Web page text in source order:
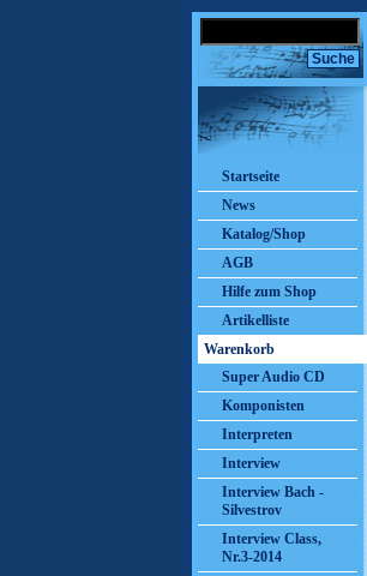
Startseite
News
Katalog/Shop
AGB
Hilfe zum Shop
Artikelliste
Warenkorb
Super Audio CD
Komponisten
Interpreten
Interview
Interview Bach -
Silvestrov
Interview Class,
Nr.3-2014